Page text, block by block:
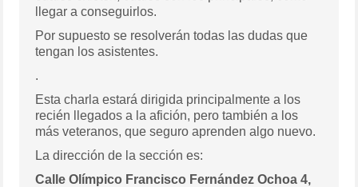
llegar a conseguirlos.
Por supuesto se resolverán todas las dudas que
tengan los asistentes.
.
Esta charla estará dirigida principalmente a los
recién llegados a la afición, pero también a los
más veteranos, que seguro aprenden algo nuevo.
La dirección de la sección es:
Calle Olímpico Francisco Fernández Ochoa 4,